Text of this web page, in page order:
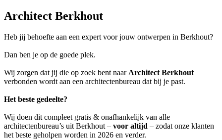
Architect Berkhout
Heb jij behoefte aan een expert voor jouw ontwerpen in Berkhout?
Dan ben je op de goede plek.
Wij zorgen dat jij die op zoek bent naar Architect Berkhout
verbonden wordt aan een architectenbureau dat bij je past.
Het beste gedeelte?
Wij doen dit compleet gratis & onafhankelijk van alle
architectenbureau’s uit Berkhout – voor altijd – zodat onze klanten
het beste geholpen worden in 2026 en verder.